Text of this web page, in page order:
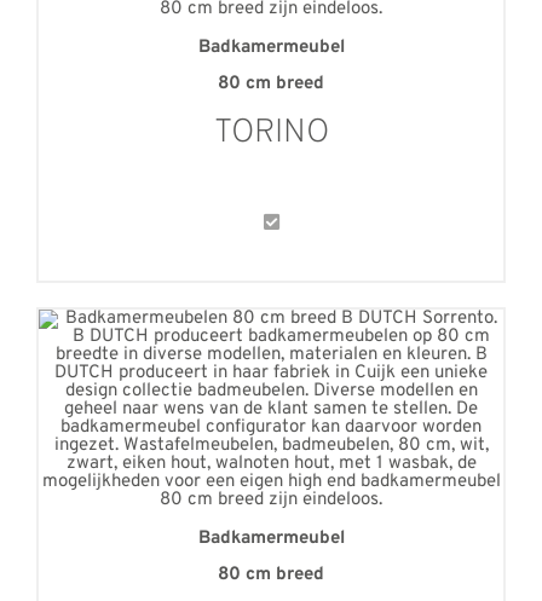
Badkamermeubel
80 cm breed
TORINO
Badkamermeubel
80 cm breed